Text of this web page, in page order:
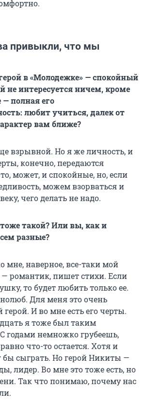
привыкли, что мы
в «Молодежке» — спокойный
не интересуется ничем, кроме
— полная его
любит учиться, далек от
вам ближе?
взрывной. Но я же личность, и
конечно, передаются
может, и спокойные, но, если
можем взорваться и
чего делать не надо.
такой? Или вы, как и
разные?
мне, наверное, все-таки мой
романтик, пишет стихи. Если
то будет любить только ее.
Для меня это очень
И во мне есть его черты.
я тоже был таким
годами немножко грубеешь,
что-то остается. Хотя и
бы сыграть. Но герой Никиты —
лидер. Во мне это тоже есть, но
Так что понимаю, почему нас